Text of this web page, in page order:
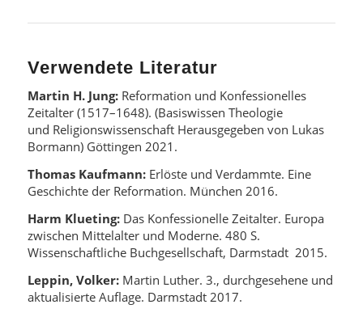
Verwendete Literatur
Martin H. Jung:Reformation und Konfessionelles
Zeitalter (1517–1648). (Basiswissen Theologie
und Religionswissenschaft Herausgegeben von Lukas
Bormann) Göttingen 2021.
Thomas Kaufmann:Erlöste und Verdammte. Eine
Geschichte der Reformation. München 2016.
Harm Klueting:Das Konfessionelle Zeitalter. Europa
zwischen Mittelalter und Moderne. 480 S.
Wissenschaftliche Buchgesellschaft, Darmstadt 2015.
Leppin, Volker:Martin Luther. 3., durchgesehene und
aktualisierte Auflage. Darmstadt 2017.